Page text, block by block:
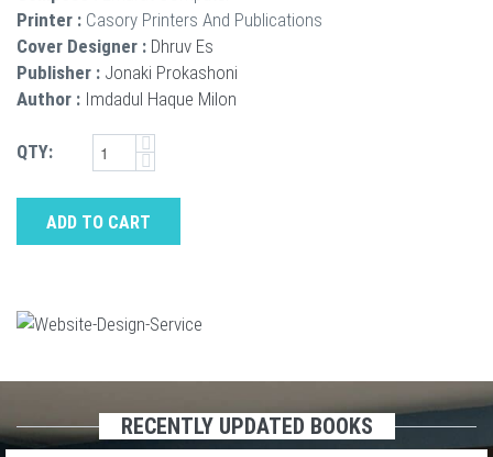
Printer : Casory Printers And Publications
Cover Designer : Dhruv Es
Publisher : Jonaki Prokashoni
Author : Imdadul Haque Milon
QTY:
ADD TO CART
RECENTLY UPDATED BOOKS